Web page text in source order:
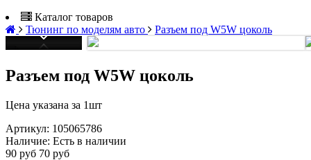
Каталог товаров
Тюнинг по моделям авто
Разъем под W5W цоколь
Разъем под W5W цоколь
Цена указана за 1шт
Артикул: 105065786
Наличие: Есть в наличии
90 руб 70 руб